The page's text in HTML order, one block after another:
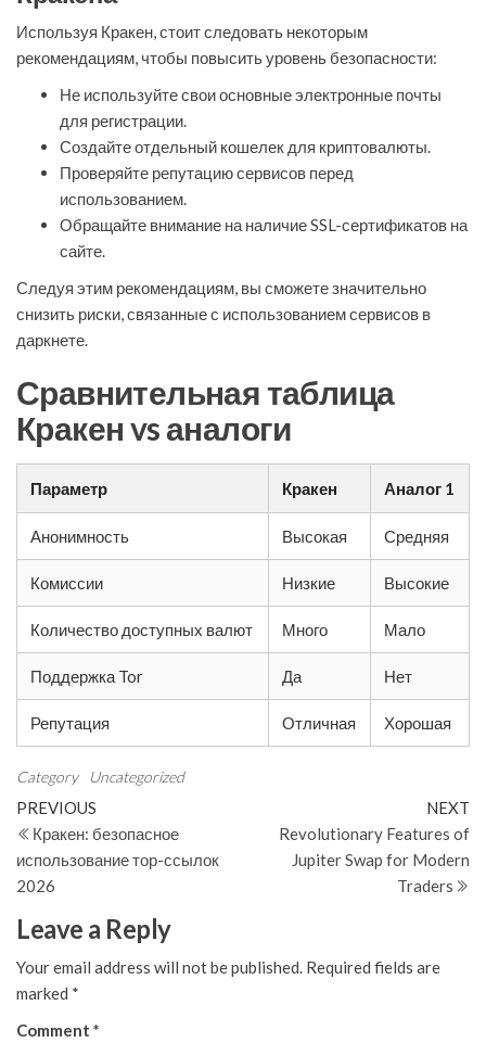
Используя Кракен, стоит следовать некоторым
рекомендациям, чтобы повысить уровень безопасности:
Не используйте свои основные электронные почты
для регистрации.
Создайте отдельный кошелек для криптовалюты.
Проверяйте репутацию сервисов перед
использованием.
Обращайте внимание на наличие SSL-сертификатов на
сайте.
Следуя этим рекомендациям, вы сможете значительно
снизить риски, связанные с использованием сервисов в
даркнете.
Сравнительная таблица
Кракен vs аналоги
Параметр Кракен Аналог 1
Анонимность Высокая Средняя
Комиссии Низкие Высокие
Количество доступных валют Много Мало
Поддержка Tor Да Нет
Репутация Отличная Хорошая
Category Uncategorized
Post
navigation
Previous
Post
PREVIOUS
Кракен: безопасное
использование тор-ссылок
2026
NEXT
Revolutionary Features of
Jupiter Swap for Modern
Traders
Leave a Reply
Your email address will not be published. Required fields are
marked *
Comment *